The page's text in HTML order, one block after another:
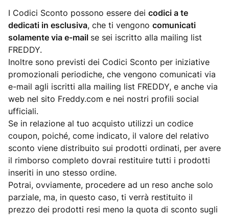
I Codici Sconto possono essere dei codici a te
dedicati in esclusiva, che ti vengono comunicati
solamente via e-mail se sei iscritto alla mailing list
FREDDY.
Inoltre sono previsti dei Codici Sconto per iniziative
promozionali periodiche, che vengono comunicati via
e-mail agli iscritti alla mailing list FREDDY, e anche via
web nel sito Freddy.com e nei nostri profili social
ufficiali.
Se in relazione al tuo acquisto utilizzi un codice
coupon, poiché, come indicato, il valore del relativo
sconto viene distribuito sui prodotti ordinati, per avere
il rimborso completo dovrai restituire tutti i prodotti
inseriti in uno stesso ordine.
Potrai, ovviamente, procedere ad un reso anche solo
parziale, ma, in questo caso, ti verrà restituito il
prezzo dei prodotti resi meno la quota di sconto sugli